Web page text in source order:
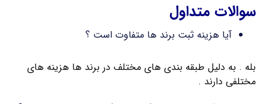
سوالات متداول
آیا هزینه ثبت برند ها متفاوت است ؟
بله . به دلیل طبقه بندی های مختلف در برند ها هزینه های
مختلفی دارند .